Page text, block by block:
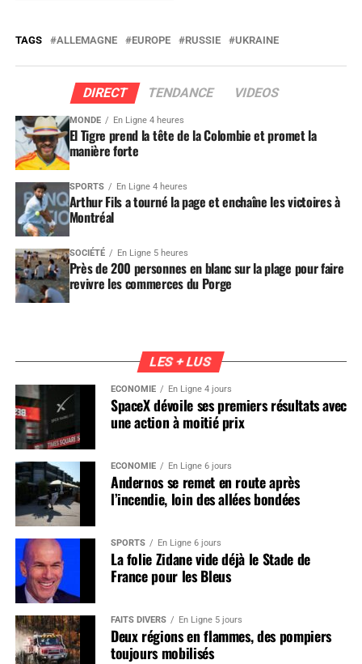
TAGS ALLEMAGNE EUROPE RUSSIE UKRAINE
DIRECT TENDANCE VIDEOS
MONDE En Ligne 4 heures
El Tigre prend la tête de la Colombie et promet la
manière forte
SPORTS En Ligne 4 heures
Arthur Fils a tourné la page et enchaîne les victoires à
Montréal
SOCIÉTÉ En Ligne 5 heures
Près de 200 personnes en blanc sur la plage pour faire
revivre les commerces du Porge
LES + LUS
ÉCONOMIE En Ligne 4 jours
SpaceX dévoile ses premiers résultats avec
une action à moitié prix
ÉCONOMIE En Ligne 6 jours
Andernos se remet en route après
l’incendie, loin des allées bondées
SPORTS En Ligne 6 jours
La folie Zidane vide déjà le Stade de
France pour les Bleus
FAITS DIVERS En Ligne 5 jours
Deux régions en flammes, des pompiers
toujours mobilisés